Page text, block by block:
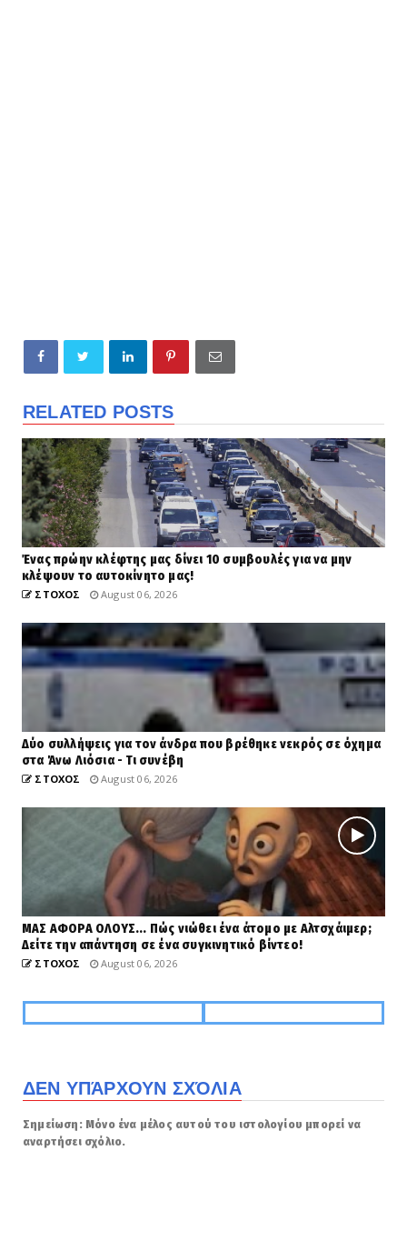
RELATED POSTS
Ένας πρώην κλέφτης μας δίνει 10 συμβουλές για να μην
κλέψουν το αυτοκίνητο μας!
ΣΤΟΧΟΣ August 06, 2026
Δύο συλλήψεις για τον άνδρα που βρέθηκε νεκρός σε όχημα
στα Άνω Λιόσια - Τι συνέβη
ΣΤΟΧΟΣ August 06, 2026
ΜΑΣ ΑΦΟΡΑ ΟΛΟΥΣ... Πώς νιώθει ένα άτομο με Αλτσχάιμερ;
Δείτε την απάντηση σε ένα συγκινητικό βίντεο!
ΣΤΟΧΟΣ August 06, 2026
ΔΕΝ ΥΠΆΡΧΟΥΝ ΣΧΌΛΙΑ
Σημείωση: Μόνο ένα μέλος αυτού του ιστολογίου μπορεί να
αναρτήσει σχόλιο.